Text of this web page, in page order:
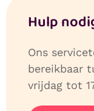
Hulp
Ons
bereikbaar
vrijdag tot